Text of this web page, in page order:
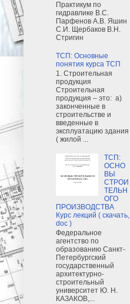
Практикум по
гидравлике В.С.
Парфенов А.В. Яшин
С.И. Щербаков В.Н.
Стригин
ТСП: Основные
понятия курса ТСП
1. Строительная
продукция
Строительная
продукция – это: а)
законченные в
строительстве и
введенные в
эксплуатацию здания
( жилой ...
ТСП:
ОСНО
ВЫ
СТРОИ
ТЕЛЬН
ОГО
ПРОИЗВОДСТВА
Курс лекций ( скачать,
doc )
Федеральное
агентство по
образованию Санкт-
Петербургский
государственный
архитектурно-
строительный
университет Ю. Н.
КАЗАКОВ,...